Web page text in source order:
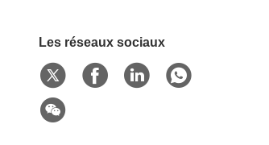
Les réseaux sociaux